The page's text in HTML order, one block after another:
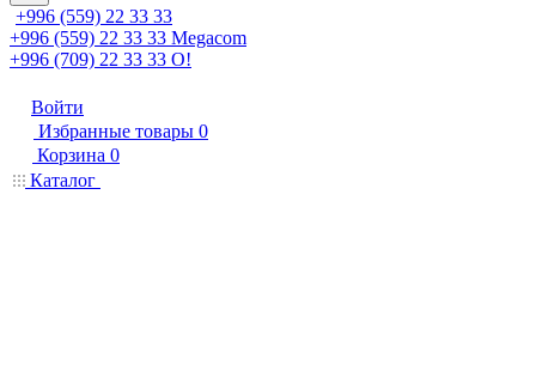
+996 (559) 22 33 33
+996 (559) 22 33 33 Megacom
+996 (709) 22 33 33 O!
Войти
Избранные товары 0
Корзина 0
Каталог